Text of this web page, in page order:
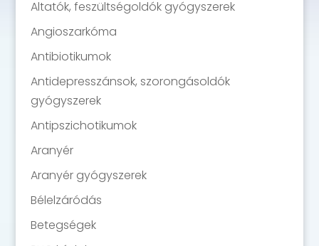
Altatók, feszültségoldók gyógyszerek
Angioszarkóma
Antibiotikumok
Antidepresszánsok, szorongásoldók
gyógyszerek
Antipszichotikumok
Aranyér
Aranyér gyógyszerek
Bélelzáródás
Betegségek